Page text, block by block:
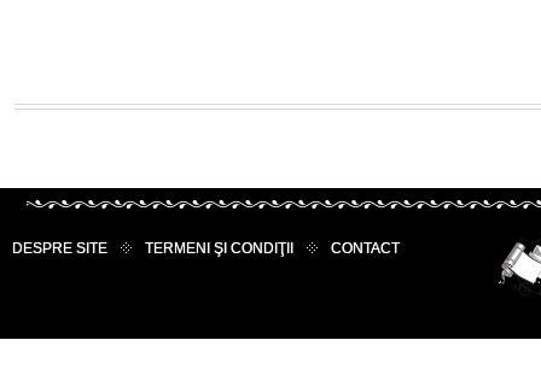
DESPRE SITE TERMENI ŞI CONDIŢII CONTACT